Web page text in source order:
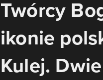
Twórcy
ikonie
Kulej.